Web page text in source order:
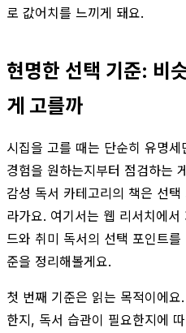
로 값어치를 느끼게 돼요.
현명한 선택 기준: 비
게 고를까
시집을 고를 때는 단순히 유명
경험을 원하는지부터 점검하는
감성 독서 카테고리의 책은 선
라가요. 여기서는 웹 리서치에
드와 취미 독서의 선택 포인트
준을 정리해볼게요.
첫 번째 기준은 읽는 목적이에
한지, 독서 습관이 필요한지에